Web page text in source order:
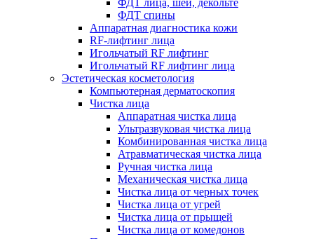
ФДТ лица, шеи, декольте
ФДТ спины
Аппаратная диагностика кожи
RF-лифтинг лица
Игольчатый RF лифтинг
Игольчатый RF лифтинг лица
Эстетическая косметология
Компьютерная дерматоскопия
Чистка лица
Аппаратная чистка лица
Ультразвуковая чистка лица
Комбинированная чистка лица
Атравматическая чистка лица
Ручная чистка лица
Механическая чистка лица
Чистка лица от черных точек
Чистка лица от угрей
Чистка лица от прыщей
Чистка лица от комедонов